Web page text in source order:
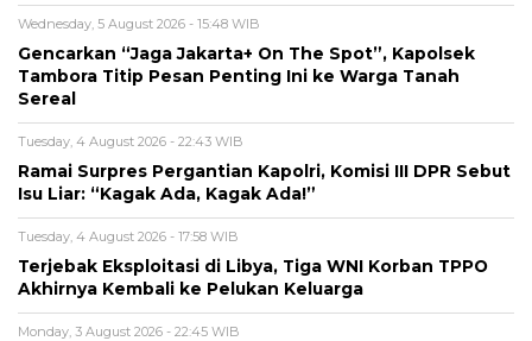
Wednesday, 5 August 2026 - 15:48 WIB
Gencarkan “Jaga Jakarta+ On The Spot”, Kapolsek
Tambora Titip Pesan Penting Ini ke Warga Tanah
Sereal
Tuesday, 4 August 2026 - 22:43 WIB
Ramai Surpres Pergantian Kapolri, Komisi III DPR Sebut
Isu Liar: “Kagak Ada, Kagak Ada!”
Tuesday, 4 August 2026 - 17:58 WIB
Terjebak Eksploitasi di Libya, Tiga WNI Korban TPPO
Akhirnya Kembali ke Pelukan Keluarga
Monday, 3 August 2026 - 22:45 WIB